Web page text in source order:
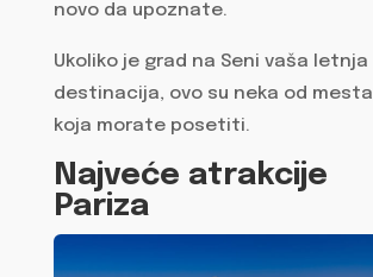
novo da upoznate.
Ukoliko je grad na Seni vaša letnja
destinacija, ovo su neka od mesta
koja morate posetiti.
Najveće atrakcije
Pariza